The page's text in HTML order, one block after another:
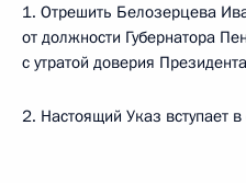
1. Отрешить Белозерцева
от должности Губернатора
с утратой доверия
2. Настоящий Указ вступает